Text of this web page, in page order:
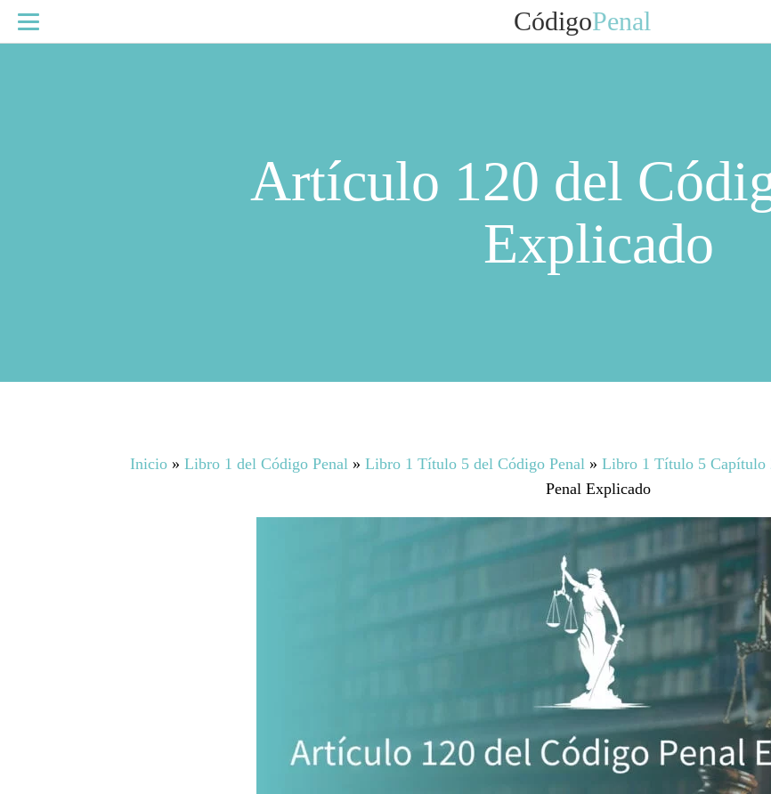
CódigoPenal
Artículo 120 del
Explicado
Inicio» Libro 1 del Código Penal» Libro 1 Título 5 del Código Penal» Libro 1 Título 5 Capítulo
Penal Explicado